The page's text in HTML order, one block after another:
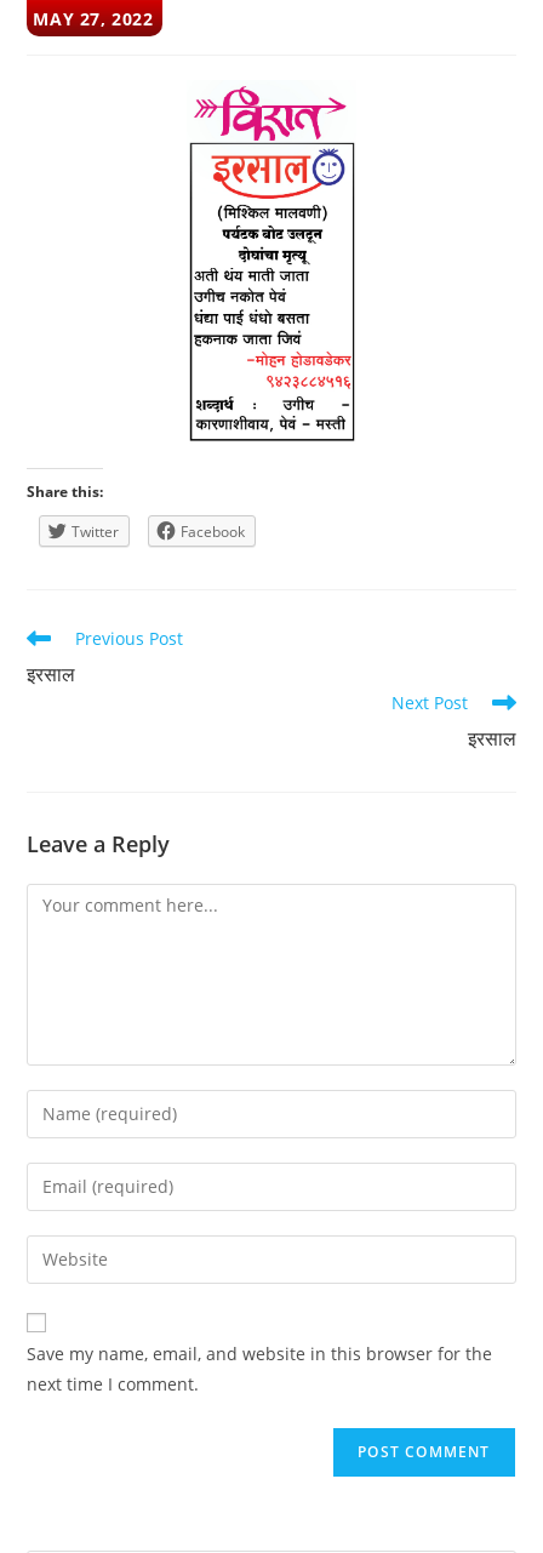
POST
PUBLISHED:
MAY 27, 2022
Share this:
Twitter
Facebook
Read
articles
Previous Post
इरसाल
Next Post
इरसाल
Leave a Reply
Comment
Enter
your
name
comment
Enter
your
email
address
comment
Enter
your
website
URL
(optional)
Save my name, email, and website in this browser for the
next time I comment.